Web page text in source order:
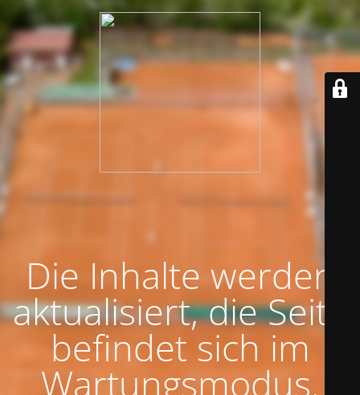
Die Inhalte werden
aktualisiert, die Seite
befindet sich im
Wartungsmodus.